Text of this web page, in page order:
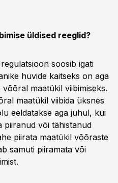
üldised reeglid?
soosib igati
huvide kaitseks on aga
maatükil viibimiseks.
maatükil viibida üksnes
eeldatakse aga juhul, kui
piiranud või tähistanud
piirata maatükil võõraste
samuti piiramata või